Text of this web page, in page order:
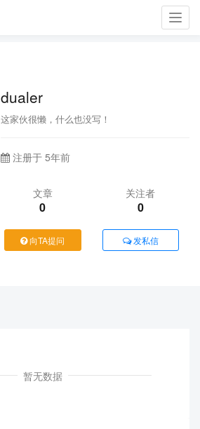
dualer
这家伙很懒，什么也没写！
注册于 5年前
文章
0
关注者
0
向TA提问 发私信
暂无数据